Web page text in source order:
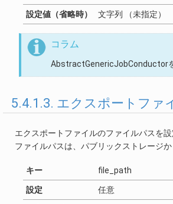
設定値（省略時） 文字列 （未指定）
コラム
AbstractGenericJobConductor
5.4.1.3. エクスポートファ
エクスポートファイルのファイルパスを設
ファイルパスは、パブリックストレージ
キー file_path
設定 任意